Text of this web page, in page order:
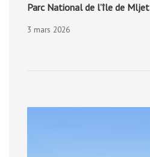
Parc National de l’île de Mljet
3 mars 2026